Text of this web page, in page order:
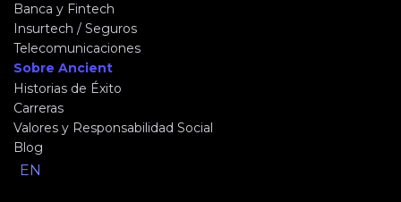
Banca y Fintech
Insurtech / Seguros
Telecomunicaciones
Sobre Ancient
Historias de Éxito
Carreras
Valores y Responsabilidad Social
Blog
EN